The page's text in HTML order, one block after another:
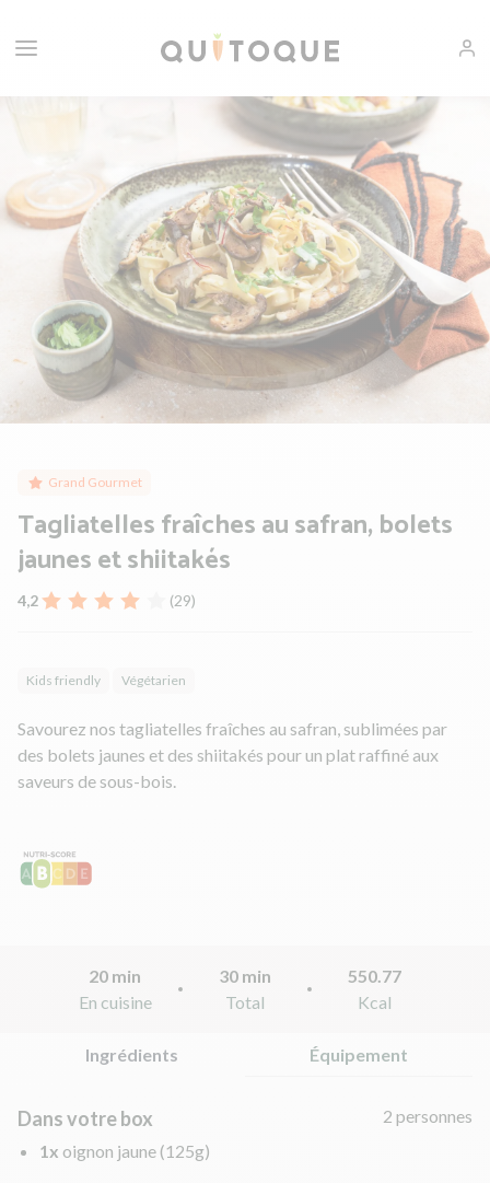
Grand Gourmet
Tagliatelles fraîches au safran, bolets
jaunes et shiitakés
4,2 (29)
Kids friendly Végétarien
Savourez nos tagliatelles fraîches au safran, sublimées par
des bolets jaunes et des shiitakés pour un plat raffiné aux
saveurs de sous-bois.
20 min
En cuisine
30 min
Total
550.77
Kcal
Ingrédients Équipement
Dans votre box
2 personnes
1x oignon jaune (125g)